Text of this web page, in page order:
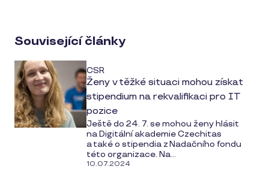
media
Související články
CSR
Ženy v těžké situaci mohou získat
stipendium na rekvalifikaci pro IT
pozice
Ještě do 24. 7. se mohou ženy hlásit
na Digitální akademie Czechitas
a také o stipendia z Nadačního fondu
této organizace. Na...
10.07.2024